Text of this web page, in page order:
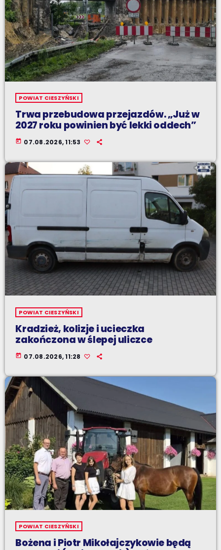
POWIAT CIESZYŃSKI
Trwa przebudowa przejazdów. „Już w
2027 roku powinien być lekki oddech”
today 07.08.2026, 11:53
POWIAT CIESZYŃSKI
Kradzież, kolizje i ucieczka
zakończona w ślepej uliczce
today 07.08.2026, 11:28
POWIAT CIESZYŃSKI
Bożena i Piotr Mikołajczykowie będą